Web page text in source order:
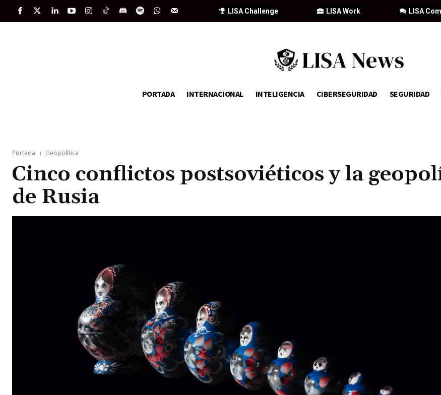
LISA
LISA Work
LISA Challenge
PORTADA INTERNACIONAL INTELIGENCIA CIBERSEGURIDAD SEGURIDAD
Portada Geopolítica
Cinco conflictos postsoviéticos y la
de Rusia